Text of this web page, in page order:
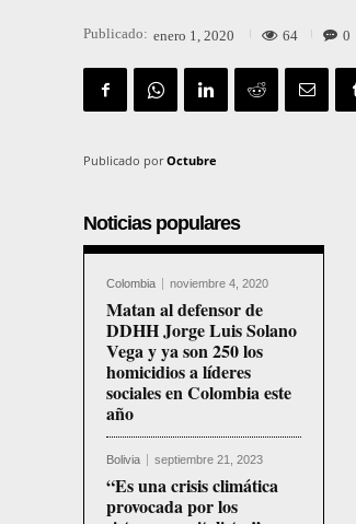
Publicado: enero 1, 2020 64 0
Publicado por Octubre
Noticias populares
Colombia noviembre 4, 2020
Matan al defensor de
DDHH Jorge Luis Solano
Vega y ya son 250 los
homicidios a líderes
sociales en Colombia este
año
Bolivia septiembre 21, 2023
“Es una crisis climática
provocada por los